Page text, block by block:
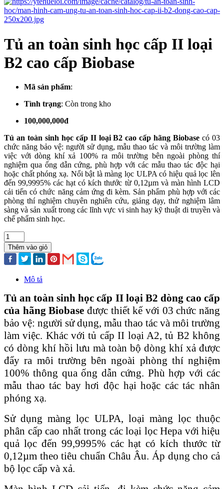
Tủ an toàn sinh học cấp II loại
B2 cao cấp Biobase
Mã sản phẩm:
Tình trạng: Còn trong kho
100,000,000đ
Tủ an toàn sinh học cấp II loại B2 cao cấp hãng Biobasecó 03
chức năng bảo vệ: người sử dụng, mẫu thao tác và môi trường làm
việc với dòng khí xả 100% ra môi trường bên ngoài phòng thí
nghiệm qua ống dẫn cứng, phù hợp với các mẫu thao tác độc hại
hoặc chất phóng xạ. Nổi bật là màng lọc ULPA có hiệu quả lọc lên
đến 99,9995% các hạt có kích thước từ 0,12µm và màn hình LCD
cải tiến có chức năng cảm ứng đi kèm. Sản phẩm phù hợp với các
phòng thí nghiệm chuyên nghiên cứu, giảng dạy, thử nghiệm lâm
sàng và sản xuất trong các lĩnh vực vi sinh hay kỹ thuật di truyền và
chế phẩm sinh học.
Thêm vào giỏ
Mô tả
Tủ an toàn sinh học cấp II loại B2 dòng cao cấp
của hãng Biobase được thiết kế với 03 chức năng
bảo vệ: người sử dụng, mẫu thao tác và môi trường
làm việc. Khác với tủ cấp II loại A2, tủ B2 không
có dòng khí hồi lưu mà toàn bộ dòng khí xả được
đẩy ra môi trường bên ngoài phòng thí nghiệm
100% thông qua ống dẫn cứng. Phù hợp với các
mẫu thao tác bay hơi độc hại hoặc các tác nhân
phóng xạ.
Sử dụng màng lọc ULPA, loại màng lọc thuộc
phân cấp cao nhất trong các loại lọc Hepa với hiệu
quả lọc đến 99,9995% các hạt có kích thước từ
0,12µm theo tiêu chuẩn Châu Âu. Áp dụng cho cả
bộ lọc cấp và xả.